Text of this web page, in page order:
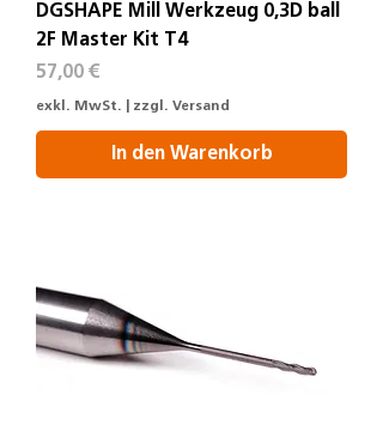
DGSHAPE Mill Werkzeug 0,3D ball
2F Master Kit T4
Preis
57,00 €
exkl. MwSt. zzgl. Versand
In den Warenkorb